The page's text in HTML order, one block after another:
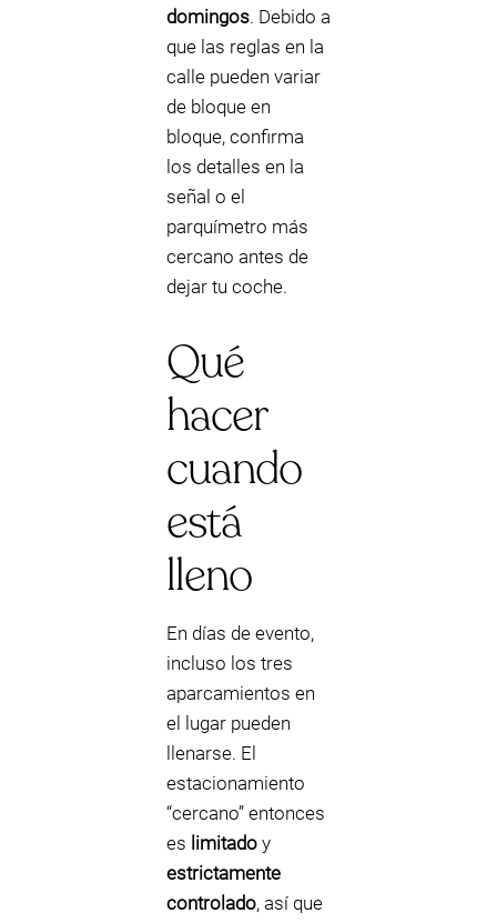
domingos. Debido a
que las reglas en la
calle pueden variar
de bloque en
bloque, confirma
los detalles en la
señal o el
parquímetro más
cercano antes de
dejar tu coche.
Qué
hacer
cuando
está
lleno
En días de evento,
incluso los tres
aparcamientos en
el lugar pueden
llenarse. El
estacionamiento
“cercano” entonces
es limitado y
estrictamente
controlado, así que